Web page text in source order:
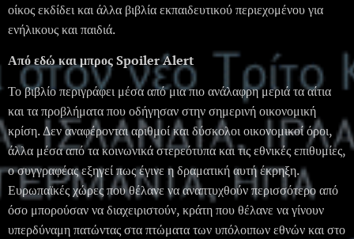
οίκος εκδίδει και άλλα βιβλία εκπαιδευτικού περιεχομένου για
ενήλικους και παιδιά.
Από εδώ και μπρος Spoiler Alert
Το βιβλίο περιγράφει μέσα από μια πιο ανάλαφρη μεριά τα αίτια
και τα προβλήματα που οδήγησαν στην σημερινή οικονομική
κρίση. Δεν αναφέρονται αριθμοί και δύσκολοι οικονομικοί όροι,
άλλα μέσα από τα κοινωνικά στερεότυπα και τις εθνικές επιθυμίες,
ο συγγραφέας εξηγεί πως έγινε η δραματική αυτή έκρηξη.
Ευρωπαϊκές χώρες που θέλανε να αναπτυχθούν περισσότερο από
όσο μπορούσαν να διαχειριστούν, κράτη που θέλανε να γίνουν
υπερδύναμη πατώντας στα πτώματα των υπόλοιπων εθνών και στο